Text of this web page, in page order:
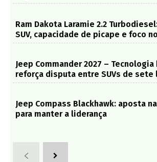
Ram Dakota Laramie 2.2
SUV, capacidade de picape e foco
Jeep Commander 2027 –
reforça disputa entre SUVs de sete
Jeep Compass Blackhawk: aposta
para manter a liderança